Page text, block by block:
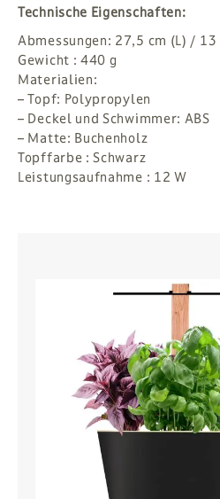
Technische Eigenschaften:
Abmessungen: 27,5 cm (L) /
Gewicht : 440 g
Materialien:
– Topf: Polypropylen
– Deckel und Schwimmer: ABS
– Matte: Buchenholz
Topffarbe : Schwarz
Leistungsaufnahme : 12 W